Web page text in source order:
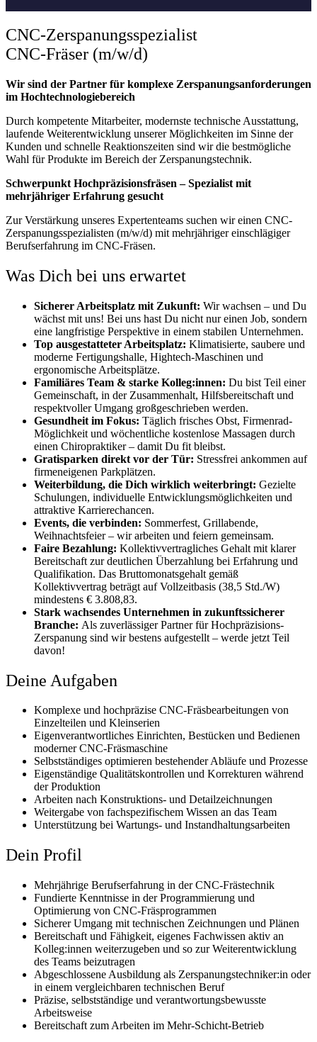
CNC-Zerspanungsspezialist
CNC-Fräser (m/w/d)
Wir sind der Partner für komplexe Zerspanungsanforderungen
im Hochtechnologiebereich
Durch kompetente Mitarbeiter, modernste technische Ausstattung,
laufende Weiterentwicklung unserer Möglichkeiten im Sinne der
Kunden und schnelle Reaktionszeiten sind wir die bestmögliche
Wahl für Produkte im Bereich der Zerspanungstechnik.
Schwerpunkt Hochpräzisionsfräsen – Spezialist mit
mehrjähriger Erfahrung gesucht
Zur Verstärkung unseres Expertenteams suchen wir einen CNC-
Zerspanungsspezialisten (m/w/d) mit mehrjähriger einschlägiger
Berufserfahrung im CNC-Fräsen.
Was Dich bei uns erwartet
Sicherer Arbeitsplatz mit Zukunft: Wir wachsen – und Du
wächst mit uns! Bei uns hast Du nicht nur einen Job, sondern
eine langfristige Perspektive in einem stabilen Unternehmen.
Top ausgestatteter Arbeitsplatz: Klimatisierte, saubere und
moderne Fertigungshalle, Hightech-Maschinen und
ergonomische Arbeitsplätze.
Familiäres Team & starke Kolleg:innen: Du bist Teil einer
Gemeinschaft, in der Zusammenhalt, Hilfsbereitschaft und
respektvoller Umgang großgeschrieben werden.
Gesundheit im Fokus: Täglich frisches Obst, Firmenrad-
Möglichkeit und wöchentliche kostenlose Massagen durch
einen Chiropraktiker – damit Du fit bleibst.
Gratisparken direkt vor der Tür: Stressfrei ankommen auf
firmeneigenen Parkplätzen.
Weiterbildung, die Dich wirklich weiterbringt: Gezielte
Schulungen, individuelle Entwicklungsmöglichkeiten und
attraktive Karrierechancen.
Events, die verbinden: Sommerfest, Grillabende,
Weihnachtsfeier – wir arbeiten und feiern gemeinsam.
Faire Bezahlung: Kollektivvertragliches Gehalt mit klarer
Bereitschaft zur deutlichen Überzahlung bei Erfahrung und
Qualifikation. Das Bruttomonatsgehalt gemäß
Kollektivvertrag beträgt auf Vollzeitbasis (38,5 Std./W)
mindestens € 3.808,83.
Stark wachsendes Unternehmen in zukunftssicherer
Branche: Als zuverlässiger Partner für Hochpräzisions-
Zerspanung sind wir bestens aufgestellt – werde jetzt Teil
davon!
Deine Aufgaben
Komplexe und hochpräzise CNC-Fräsbearbeitungen von
Einzelteilen und Kleinserien
Eigenverantwortliches Einrichten, Bestücken und Bedienen
moderner CNC-Fräsmaschine
Selbstständiges optimieren bestehender Abläufe und Prozesse
Eigenständige Qualitätskontrollen und Korrekturen während
der Produktion
Arbeiten nach Konstruktions- und Detailzeichnungen
Weitergabe von fachspezifischem Wissen an das Team
Unterstützung bei Wartungs- und Instandhaltungsarbeiten
Dein Profil
Mehrjährige Berufserfahrung in der CNC-Frästechnik
Fundierte Kenntnisse in der Programmierung und
Optimierung von CNC-Fräsprogrammen
Sicherer Umgang mit technischen Zeichnungen und Plänen
Bereitschaft und Fähigkeit, eigenes Fachwissen aktiv an
Kolleg:innen weiterzugeben und so zurWeiterentwicklung
des Teams beizutragen
Abgeschlossene Ausbildung als Zerspanungstechniker:in oder
in einem vergleichbaren technischen Beruf
Präzise, selbstständige und verantwortungsbewusste
Arbeitsweise
Bereitschaft zum Arbeiten im Mehr-Schicht-Betrieb